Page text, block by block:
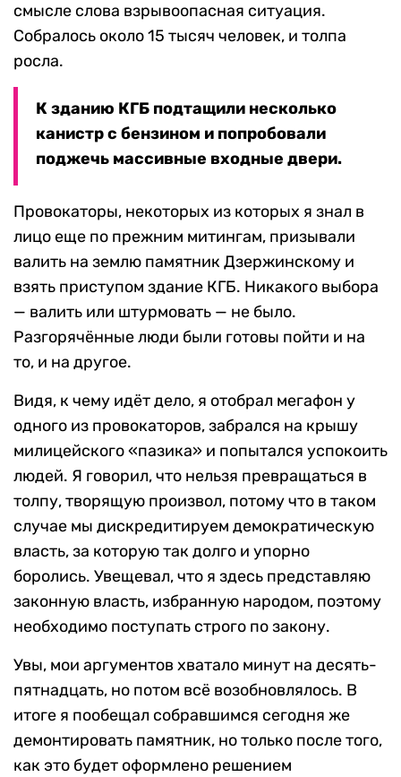
смысле слова взрывоопасная ситуация.
Собралось около 15 тысяч человек, и толпа
росла.
К зданию КГБ подтащили несколько
канистр с бензином и попробовали
поджечь массивные входные двери.
Провокаторы, некоторых из которых я знал в
лицо еще по прежним митингам, призывали
валить на землю памятник Дзержинскому и
взять приступом здание КГБ. Никакого выбора
— валить или штурмовать — не было.
Разгорячённые люди были готовы пойти и на
то, и на другое.
Видя, к чему идёт дело, я отобрал мегафон у
одного из провокаторов, забрался на крышу
милицейского «пазика» и попытался успокоить
людей. Я говорил, что нельзя превращаться в
толпу, творящую произвол, потому что в таком
случае мы дискредитируем демократическую
власть, за которую так долго и упорно
боролись. Увещевал, что я здесь представляю
законную власть, избранную народом, поэтому
необходимо поступать строго по закону.
Увы, мои аргументов хватало минут на десять-
пятнадцать, но потом всё возобновлялось. В
итоге я пообещал собравшимся сегодня же
демонтировать памятник, но только после того,
как это будет оформлено решением